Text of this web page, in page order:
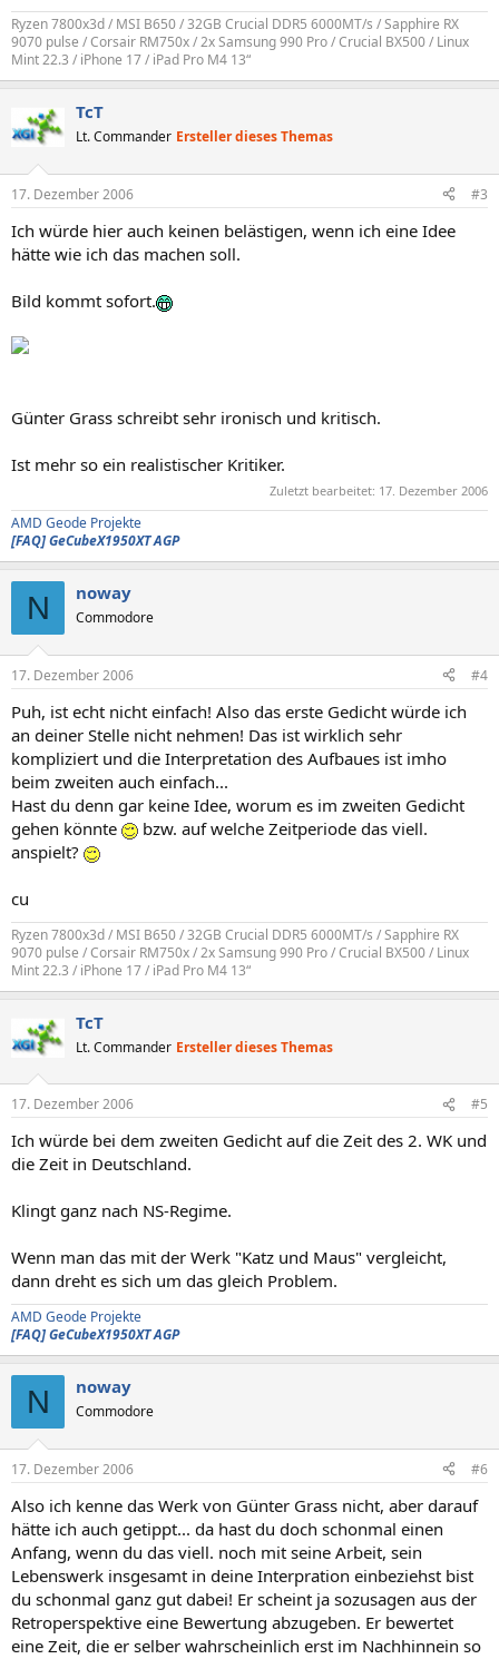
Ryzen 7800x3d / MSI B650 / 32GB Crucial DDR5 6000MT/s / Sapphire RX
9070 pulse / Corsair RM750x / 2x Samsung 990 Pro / Crucial BX500 / Linux
Mint 22.3 / iPhone 17 / iPad Pro M4 13“
TcT
Lt. Commander Ersteller dieses Themas
17. Dezember 2006 #3
Ich würde hier auch keinen belästigen, wenn ich eine Idee
hätte wie ich das machen soll.
Bild kommt sofort.
Günter Grass schreibt sehr ironisch und kritisch.
Ist mehr so ein realistischer Kritiker.
Zuletzt bearbeitet: 17. Dezember 2006
AMD Geode Projekte
[FAQ] GeCubeX1950XT AGP
N noway
Commodore
17. Dezember 2006 #4
Puh, ist echt nicht einfach! Also das erste Gedicht würde ich
an deiner Stelle nicht nehmen! Das ist wirklich sehr
kompliziert und die Interpretation des Aufbaues ist imho
beim zweiten auch einfach...
Hast du denn gar keine Idee, worum es im zweiten Gedicht
gehen könnte
bzw. auf welche Zeitperiode das viell.
anspielt?
cu
Ryzen 7800x3d / MSI B650 / 32GB Crucial DDR5 6000MT/s / Sapphire RX
9070 pulse / Corsair RM750x / 2x Samsung 990 Pro / Crucial BX500 / Linux
Mint 22.3 / iPhone 17 / iPad Pro M4 13“
TcT
Lt. Commander Ersteller dieses Themas
17. Dezember 2006 #5
Ich würde bei dem zweiten Gedicht auf die Zeit des 2. WK und
die Zeit in Deutschland.
Klingt ganz nach NS-Regime.
Wenn man das mit der Werk "Katz und Maus" vergleicht,
dann dreht es sich um das gleich Problem.
AMD Geode Projekte
[FAQ] GeCubeX1950XT AGP
N noway
Commodore
17. Dezember 2006 #6
Also ich kenne das Werk von Günter Grass nicht, aber darauf
hätte ich auch getippt... da hast du doch schonmal einen
Anfang, wenn du das viell. noch mit seine Arbeit, sein
Lebenswerk insgesamt in deine Interpration einbeziehst bist
du schonmal ganz gut dabei! Er scheint ja sozusagen aus der
Retroperspektive eine Bewertung abzugeben. Er bewertet
eine Zeit, die er selber wahrscheinlich erst im Nachhinnein so